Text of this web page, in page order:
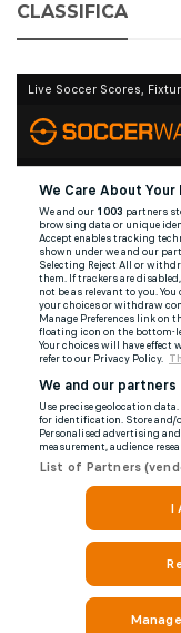
CLASSIFICA